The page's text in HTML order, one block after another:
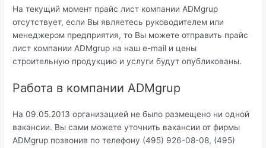
На текущий момент прайс лист компании ADMgrup
отсутствует, если Вы являетесь руководителем или
менеджером предприятия, то Вы можете отправить прайс
лист компании ADMgrup на наш e-mail и цены
строительную продукцию и услуги будут опубликованы.
Работа в компании ADMgrup
На 09.05.2013 организацией не было размещено ни одной
вакансии. Вы сами можете уточнить вакансии от фирмы
ADMgrup позвонив по телефону (495) 926-08-08, (495)